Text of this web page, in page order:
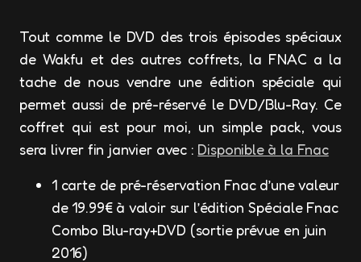
Tout comme le DVD des trois épisodes spéciaux
de Wakfu et des autres coffrets, la FNAC a la
tache de nous vendre une édition spéciale qui
permet aussi de pré-réservé le DVD/Blu-Ray. Ce
coffret qui est pour moi, un simple pack, vous
sera livrer fin janvier avec : Disponible à la Fnac
1 carte de pré-réservation Fnac d’une valeur
de 19.99€ à valoir sur l’édition Spéciale Fnac
Combo Blu-ray+DVD (sortie prévue en juin
2016)